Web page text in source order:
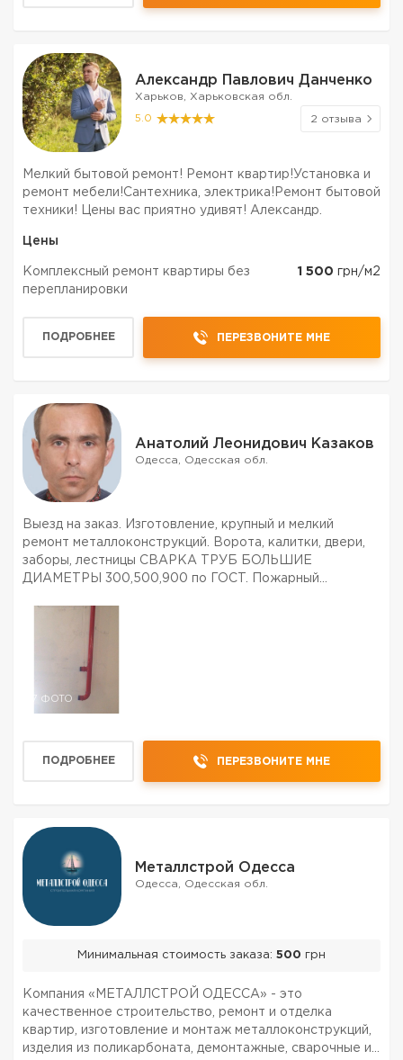
Александр Павлович Данченко
Харьков, Харьковская обл.
5.0 2 отзыва
Мелкий бытовой ремонт! Ремонт квартир!Установка и
ремонт мебели!Сантехника, электрика!Ремонт бытовой
техники! Цены вас приятно удивят! Александр.
Цены
Комплексный ремонт квартиры без
перепланировки
1 500 грн/м2
ПОДРОБНЕЕ ПЕРЕЗВОНИТЕ МНЕ
Анатолий Леонидович Казаков
Одесса, Одесская обл.
Выезд на заказ. Изготовление, крупный и мелкий
ремонт металлоконструкций. Ворота, калитки, двери,
заборы, лестницы СВАРКА ТРУБ БОЛЬШИЕ
ДИАМЕТРЫ 300,500,900 по ГОСТ. Пожарный
7 ФОТО
ПОДРОБНЕЕ ПЕРЕЗВОНИТЕ МНЕ
Металлстрой Одесса
Одесса, Одесская обл.
Минимальная стоимость заказа: 500 грн
Компания «МЕТАЛЛСТРОЙ ОДЕССА» - это
качественное строительство, ремонт и отделка
квартир, изготовление и монтаж металлоконструкций,
изделия из поликарбоната, демонтажные, сварочные и